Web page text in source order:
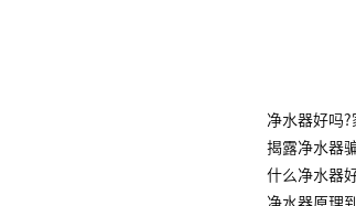
净水器好吗
揭露净水器
什么净水器
净水器原理